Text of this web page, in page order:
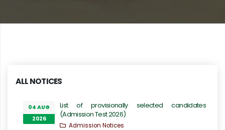
ALL NOTICES
04 AUG
2026
List of provisionally selected candidates
(Admission Test 2026)
Admission Notices